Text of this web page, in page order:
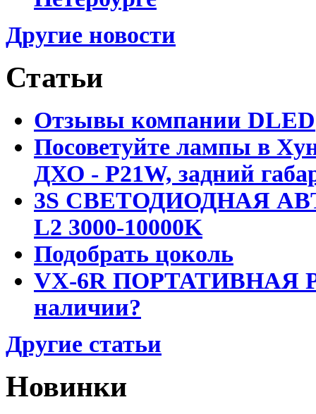
Другие новости
Статьи
Отзывы компании DLED
Посоветуйте лампы в
ДХО - P21W, задний
3S СВЕТОДИОДНАЯ
L2 3000-10000K
Подобрать цоколь
VX-6R ПОРТАТИВНАЯ
наличии?
Другие статьи
Новинки